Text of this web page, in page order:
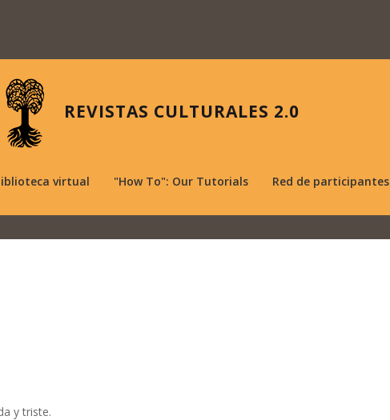
REVISTAS CULTURALES 2.0
virtual "How To": Our Tutorials Red de participantes
y triste.